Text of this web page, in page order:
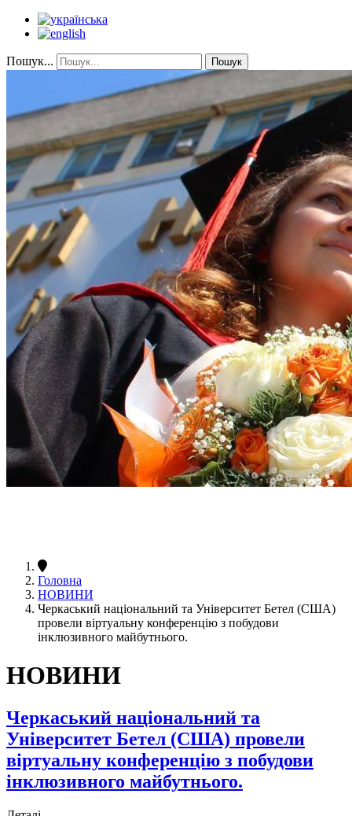
Пошук... Пошук
Головна
НОВИНИ
Черкаський національний та Університет Бетел (США)
провели віртуальну конференцію з побудови
інклюзивного майбутнього.
НОВИНИ
Черкаський національний та
Університет Бетел (США) провели
віртуальну конференцію з побудови
інклюзивного майбутнього.